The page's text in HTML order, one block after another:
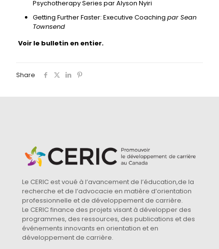
Psychotherapy Series par Alyson Nyiri
Getting Further Faster: Executive Coaching par Sean
Townsend
Voir le bulletin en entier.
Share
Le CERIC est voué à l’avancement de l’éducation,de la
recherche et de l’advocacie en matière d’orientation
professionnelle et de développement de carrière.
Le CERIC finance des projets visant à développer des
programmes, des ressources, des publications et des
événements innovants en orientation et en
développement de carrière.